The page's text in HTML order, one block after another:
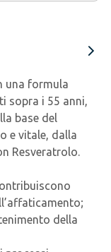
una formula
sopra i 55 anni,
base del
e vitale, dalla
Resveratrolo.
della